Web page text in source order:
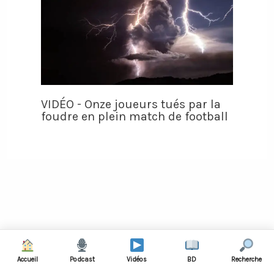
VIDÉO - Onze joueurs tués par la
foudre en plein match de football
Rechercher :
Accueil Podcast Vidéos BD Recherche